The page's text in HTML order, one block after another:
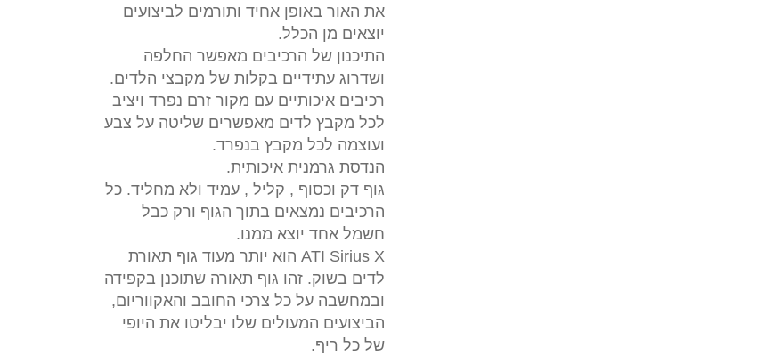
את האור באופן אחיד ותורמים לביצועים
יוצאים מן הכלל.
התיכנון של הרכיבים מאפשר החלפה
ושדרוג עתידיים בקלות של מקבצי הלדים.
רכיבים איכותיים עם מקור זרם נפרד ויציב
לכל מקבץ לדים מאפשרים שליטה על צבע
ועוצמה לכל מקבץ בנפרד.
הנדסת גרמנית איכותית.
גוף דק וכסוף , קליל , עמיד ולא מחליד. כל
הרכיבים נמצאים בתוך הגוף ורק כבל
חשמל אחד יוצא ממנו.
ATI Sirius X הוא יותר מעוד גוף תאורת
לדים בשוק. זהו גוף תאורה שתוכנן בקפידה
ובמחשבה על כל צרכי החובב והאקווריום,
הביצועים המעולים שלו יבליטו את היופי
של כל ריף.